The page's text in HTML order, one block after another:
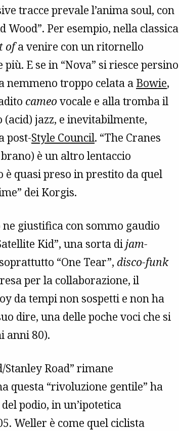
tracce prevale l’anima soul, con
Per esempio, nella classica
ofa venire con un ritornello
E se in “Nova” si riesce persino
nemmeno troppo celata a Bowie,
cameovocale e alla tromba il
jazz, e inevitabilmente,
post-Style Council. “The Cranes
è un altro lentaccio
quasi preso in prestito da quel
dei Korgis.
giustifica con sommo gaudio
Kid”, una sorta di jam-
“One Tear”, disco-funk
per la collaborazione, il
da tempi non sospetti e non ha
dire, una delle poche voci che si
anni 80).
Road” rimane
questa “rivoluzione gentile” ha
podio, in un’ipotetica
Weller è come quel ciclista